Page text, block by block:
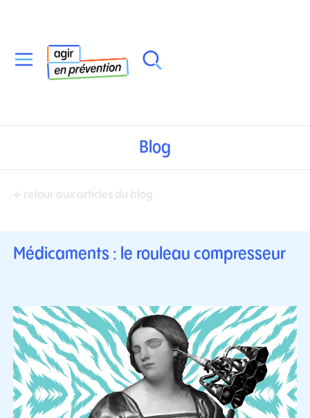
Blog
← retour aux articles du blog
Médicaments : le rouleau compresseur